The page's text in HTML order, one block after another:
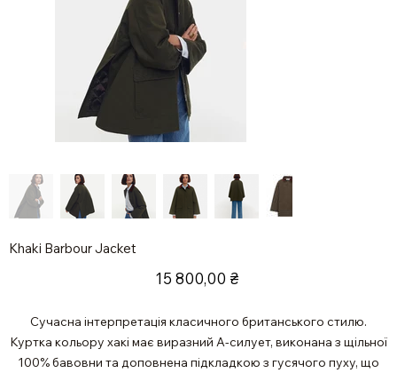
Khaki Barbour Jacket
Ціна
15 800,00 ₴
Сучасна інтерпретація класичного британського стилю.
Куртка кольору хакі має виразний А-силует, виконана з щільної
100% бавовни та доповнена підкладкою з гусячого пуху, що